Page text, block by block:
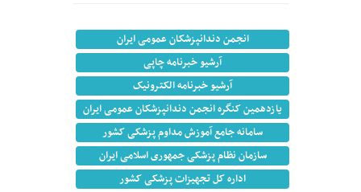
انجمن دندانپزشکان عمومی ایران
آرشیو خبرنامه چاپی
آرشیو خبرنامه الکترونیک
یازدهمین کنگره انجمن دندانپزشکان عمومی ایران
سامانه جامع آموزش مداوم پزشکی کشور
سازمان نظام پزشکی جمهوری اسلامی ایران
اداره کل تجهیزات پزشکی کشور